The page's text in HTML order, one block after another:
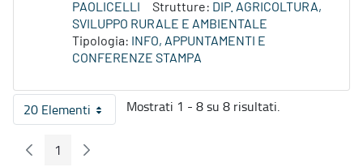
PAOLICELLI
Strutture: DIP. AGRICOLTURA,
SVILUPPO RURALE E AMBIENTALE
Tipologia:
INFO, APPUNTAMENTI E
CONFERENZE STAMPA
20 ElementiPer pagina
Mostrati 1 - 8 su 8 risultati.
Pagina Precedente
Pagina
1 Pagina Seguente